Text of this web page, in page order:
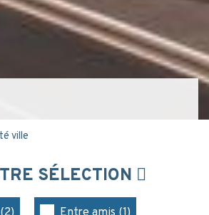
ville
SÉLECTION